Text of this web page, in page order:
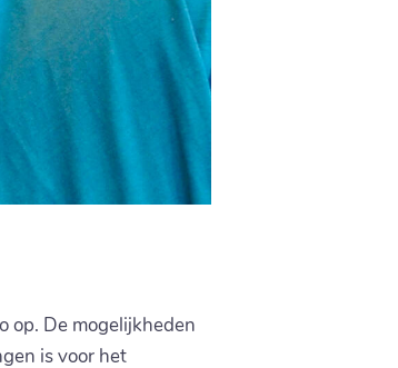
op. De mogelijkheden
is voor het